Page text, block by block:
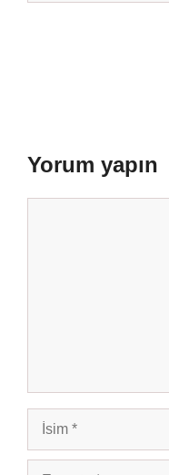
Yorum yapın
İsim